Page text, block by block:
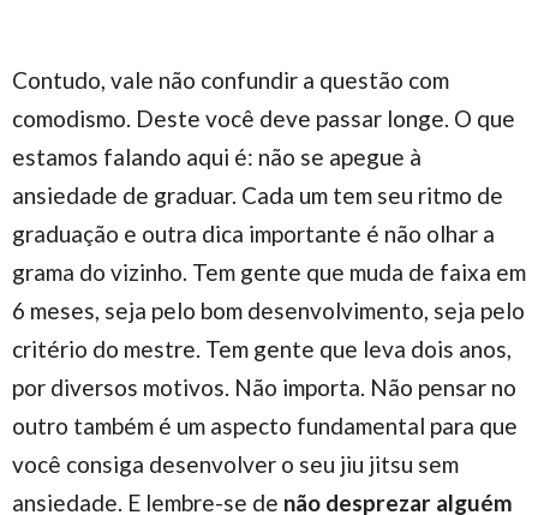
Contudo, vale não confundir a questão com
comodismo. Deste você deve passar longe. O que
estamos falando aqui é: não se apegue à
ansiedade de graduar. Cada um tem seu ritmo de
graduação e outra dica importante é não olhar a
grama do vizinho. Tem gente que muda de faixa em
6 meses, seja pelo bom desenvolvimento, seja pelo
critério do mestre. Tem gente que leva dois anos,
por diversos motivos. Não importa. Não pensar no
outro também é um aspecto fundamental para que
você consiga desenvolver o seu jiu jitsu sem
ansiedade. E lembre-se de não desprezar alguém